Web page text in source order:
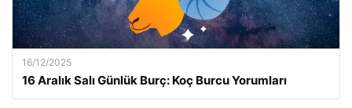
16/12/2025
16 Aralık Salı Günlük Burç: Koç Burcu Yorumları